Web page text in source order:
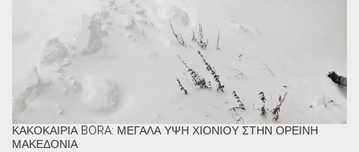
ΚΑΚΟΚΑΙΡΊΑ BORA: ΜΕΓΆΛΑ ΎΨΗ ΧΙΟΝΙΟΎ ΣΤΗΝ ΟΡΕΙΝΉ
ΜΑΚΕΔΟΝΊΑ